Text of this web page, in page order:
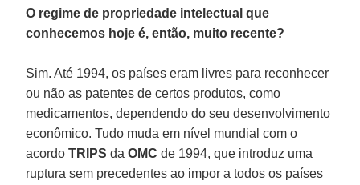
O regime de propriedade intelectual que
conhecemos hoje é, então, muito recente?
Sim. Até 1994, os países eram livres para reconhecer
ou não as patentes de certos produtos, como
medicamentos, dependendo do seu desenvolvimento
econômico. Tudo muda em nível mundial com o
acordoTRIPS daOMC de 1994, que introduz uma
ruptura sem precedentes ao impor a todos os países